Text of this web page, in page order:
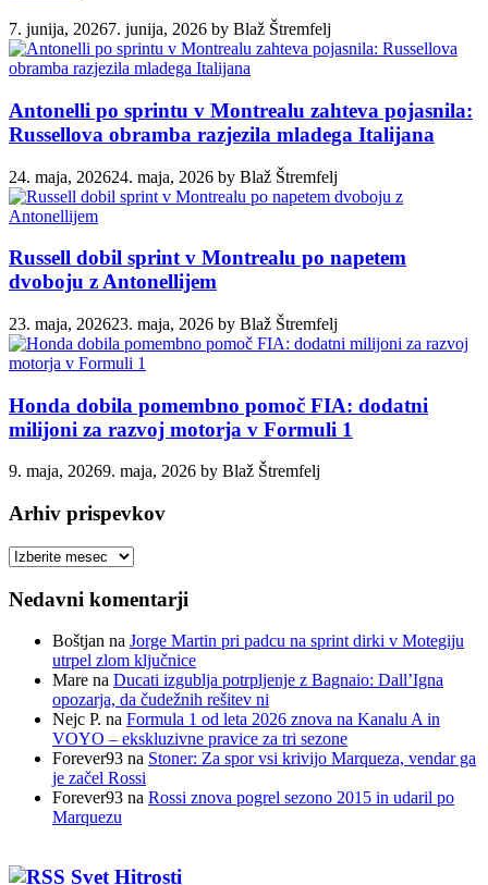
7. junija, 20267. junija, 2026 by Blaž Štremfelj
Antonelli po sprintu v Montrealu zahteva pojasnila:
Russellova obramba razjezila mladega Italijana
24. maja, 202624. maja, 2026 by Blaž Štremfelj
Russell dobil sprint v Montrealu po napetem
dvoboju z Antonellijem
23. maja, 202623. maja, 2026 by Blaž Štremfelj
Honda dobila pomembno pomoč FIA: dodatni
milijoni za razvoj motorja v Formuli 1
9. maja, 20269. maja, 2026 by Blaž Štremfelj
Arhiv prispevkov
Arhiv
Nedavni komentarji
Boštjan na Jorge Martin pri padcu na sprint dirki v Motegiju
utrpel zlom ključnice
Mare na Ducati izgublja potrpljenje z Bagnaio: Dall’Igna
opozarja, da čudežnih rešitev ni
Nejc P. na Formula 1 od leta 2026 znova na Kanalu A in
VOYO – ekskluzivne pravice za tri sezone
Forever93 na Stoner: Za spor vsi krivijo Marqueza, vendar ga
je začel Rossi
Forever93 na Rossi znova pogrel sezono 2015 in udaril po
Marquezu
Svet Hitrosti